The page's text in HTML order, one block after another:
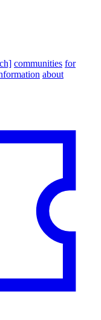
communities for
about